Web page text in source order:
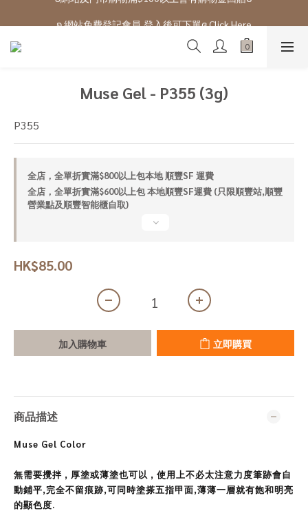
ʚ 網站免費登記會員,登入後可下單ɞ Click Here
Muse Gel - P355 (3g)
P355
全店，全單折實滿$800以上包本地 順豐SF 運費
全店，全單折實滿$600以上包 本地順豐SF運費 (只限順豐站,順豐
營業點及順豐智能櫃自取)
HK$85.00
加入購物車 立即購買
商品描述
Muse Gel Color
無需要攪拌 , 厚塗或薄塗也可以 , 使用上不必太注意力度筆跡會自
動鋪平,完全不留痕跡,可同時塗搽五指甲面,薄薄一層就有飽和明亮
的顯色度.